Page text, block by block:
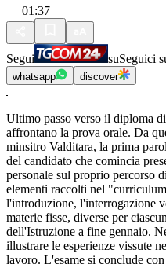
01:37
Segui suSeguici
whatsapp discover
Ultimo passo verso il diploma
affrontano la prova orale. Da
minsitro Valditara, la prima
del candidato che comincia
personale sul proprio percorso
elementi raccolti nel
l'introduzione, l'interrogazione
materie fisse, diverse per
dell'Istruzione a fine gennaio.
illustrare le esperienze vissute
lavoro. L'esame si conclude